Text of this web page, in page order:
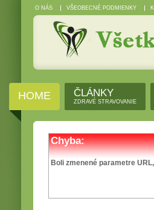
O NÁS VŠEOBECNÉ PODMIENKY
HOME ČLÁNKY
ZDRAVÉ STRAVOVANIE
Chyba:
Boli zmenené parametre